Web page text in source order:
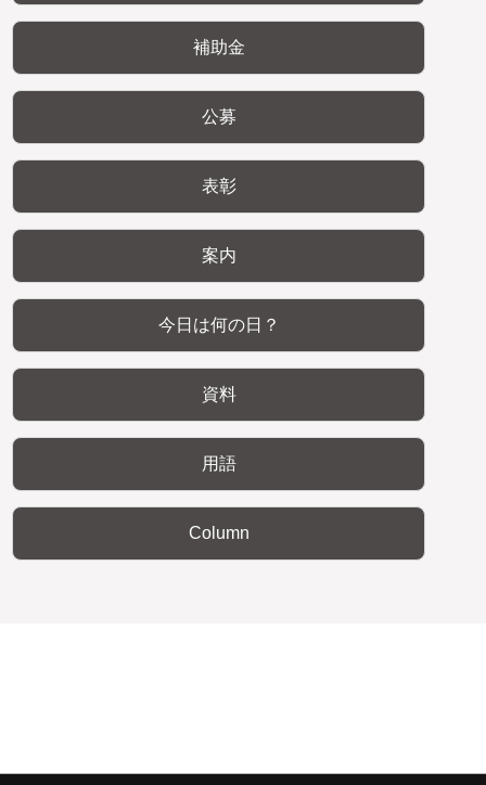
補助金
公募
表彰
案内
今日は何の日？
資料
用語
Column